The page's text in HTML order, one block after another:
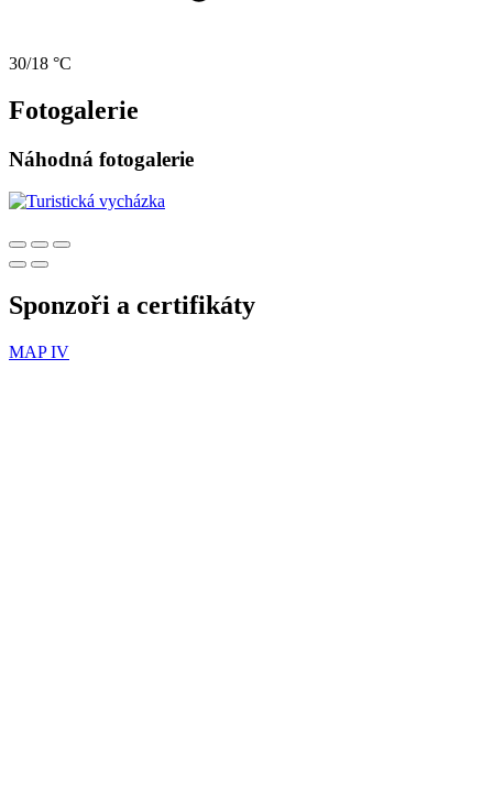
30/18 °C
Fotogalerie
Náhodná fotogalerie
Sponzoři a certifikáty
MAP IV